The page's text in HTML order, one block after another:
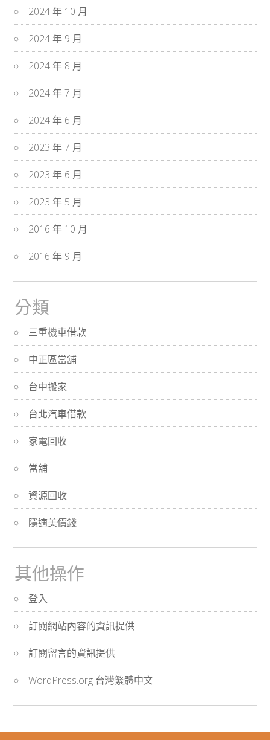
2024 年 10 月
2024 年 9 月
2024 年 8 月
2024 年 7 月
2024 年 6 月
2023 年 7 月
2023 年 6 月
2023 年 5 月
2016 年 10 月
2016 年 9 月
分類
三重機車借款
中正區當舖
台中搬家
台北汽車借款
家電回收
當舖
資源回收
隱適美價錢
其他操作
登入
訂閱網站內容的資訊提供
訂閱留言的資訊提供
WordPress.org 台灣繁體中文